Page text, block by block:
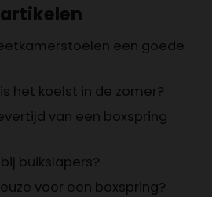
een goede
het koelst in de zomer?
van een boxspring
buikslapers?
voor een boxspring?